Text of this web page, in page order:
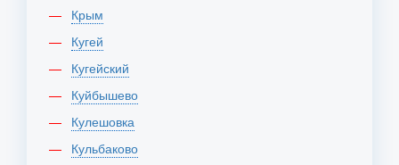
Крым
Кугей
Кугейский
Куйбышево
Кулешовка
Кульбаково